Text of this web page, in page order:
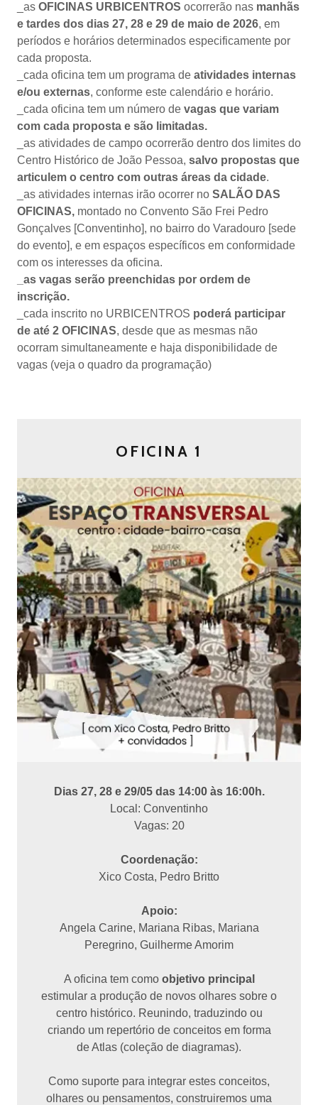
_as OFICINAS URBICENTROS ocorrerão nas manhãs
e tardes dos dias 27, 28 e 29 de maio de 2026, em
períodos e horários determinados especificamente por
cada proposta.
_cada oficina tem um programa de atividades internas
e/ou externas, conforme este calendário e horário.
_cada oficina tem um número de vagas que variam
com cada proposta e são limitadas.
_as atividades de campo ocorrerão dentro dos limites do
Centro Histórico de João Pessoa, salvo propostas que
articulem o centro com outras áreas da cidade.
_as atividades internas irão ocorrer no SALÃO DAS
OFICINAS, montado no Convento São Frei Pedro
Gonçalves [Conventinho], no bairro do Varadouro [sede
do evento], e em espaços específicos em conformidade
com os interesses da oficina.
_as vagas serão preenchidas por ordem de
inscrição.
_cada inscrito no URBICENTROS poderá participar
de até 2 OFICINAS, desde que as mesmas não
ocorram simultaneamente e haja disponibilidade de
vagas (veja o quadro da programação)
OFICINA 1
Dias 27, 28 e 29/05 das 14:00 às 16:00h.
Local: Conventinho
Vagas: 20
Coordenação:
Xico Costa, Pedro Britto
Apoio:
Angela Carine, Mariana Ribas, Mariana
Peregrino, Guilherme Amorim
A oficina tem como objetivo principal
estimular a produção de novos olhares sobre o
centro histórico. Reunindo, traduzindo ou
criando um repertório de conceitos em forma
de Atlas (coleção de diagramas).
Como suporte para integrar estes conceitos,
olhares ou pensamentos, construiremos uma